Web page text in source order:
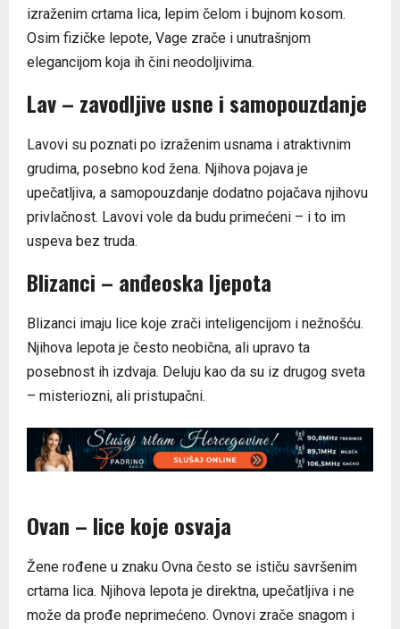
izraženim crtama lica, lepim čelom i bujnom kosom.
Osim fizičke lepote, Vage zrače i unutrašnjom
elegancijom koja ih čini neodoljivima.
Lav – zavodljive usne i samopouzdanje
Lavovi su poznati po izraženim usnama i atraktivnim
grudima, posebno kod žena. Njihova pojava je
upečatljiva, a samopouzdanje dodatno pojačava njihovu
privlačnost. Lavovi vole da budu primećeni – i to im
uspeva bez truda.
Blizanci – anđeoska ljepota
Blizanci imaju lice koje zrači inteligencijom i nežnošću.
Njihova lepota je često neobična, ali upravo ta
posebnost ih izdvaja. Deluju kao da su iz drugog sveta
– misteriozni, ali pristupačni.
Ovan – lice koje osvaja
Žene rođene u znaku Ovna često se ističu savršenim
crtama lica. Njihova lepota je direktna, upečatljiva i ne
može da prođe neprimećeno. Ovnovi zrače snagom i